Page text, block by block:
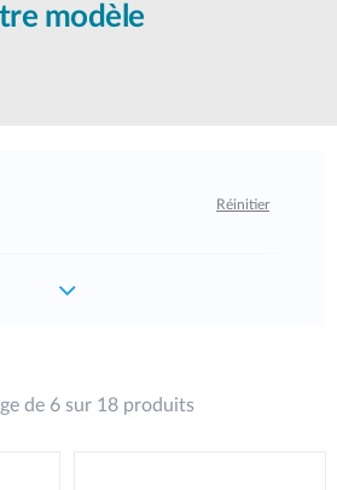
modèle
Réinitier
de 6 sur 18 produits